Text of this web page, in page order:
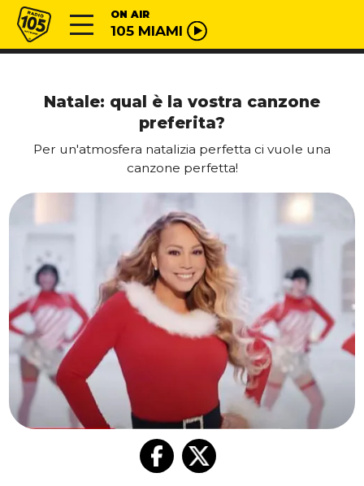
Vai al contenuto
Radio 105 ON AIR
105 MIAMI
Natale: qual è la vostra canzone
preferita?
Per un'atmosfera natalizia perfetta ci vuole una
canzone perfetta!